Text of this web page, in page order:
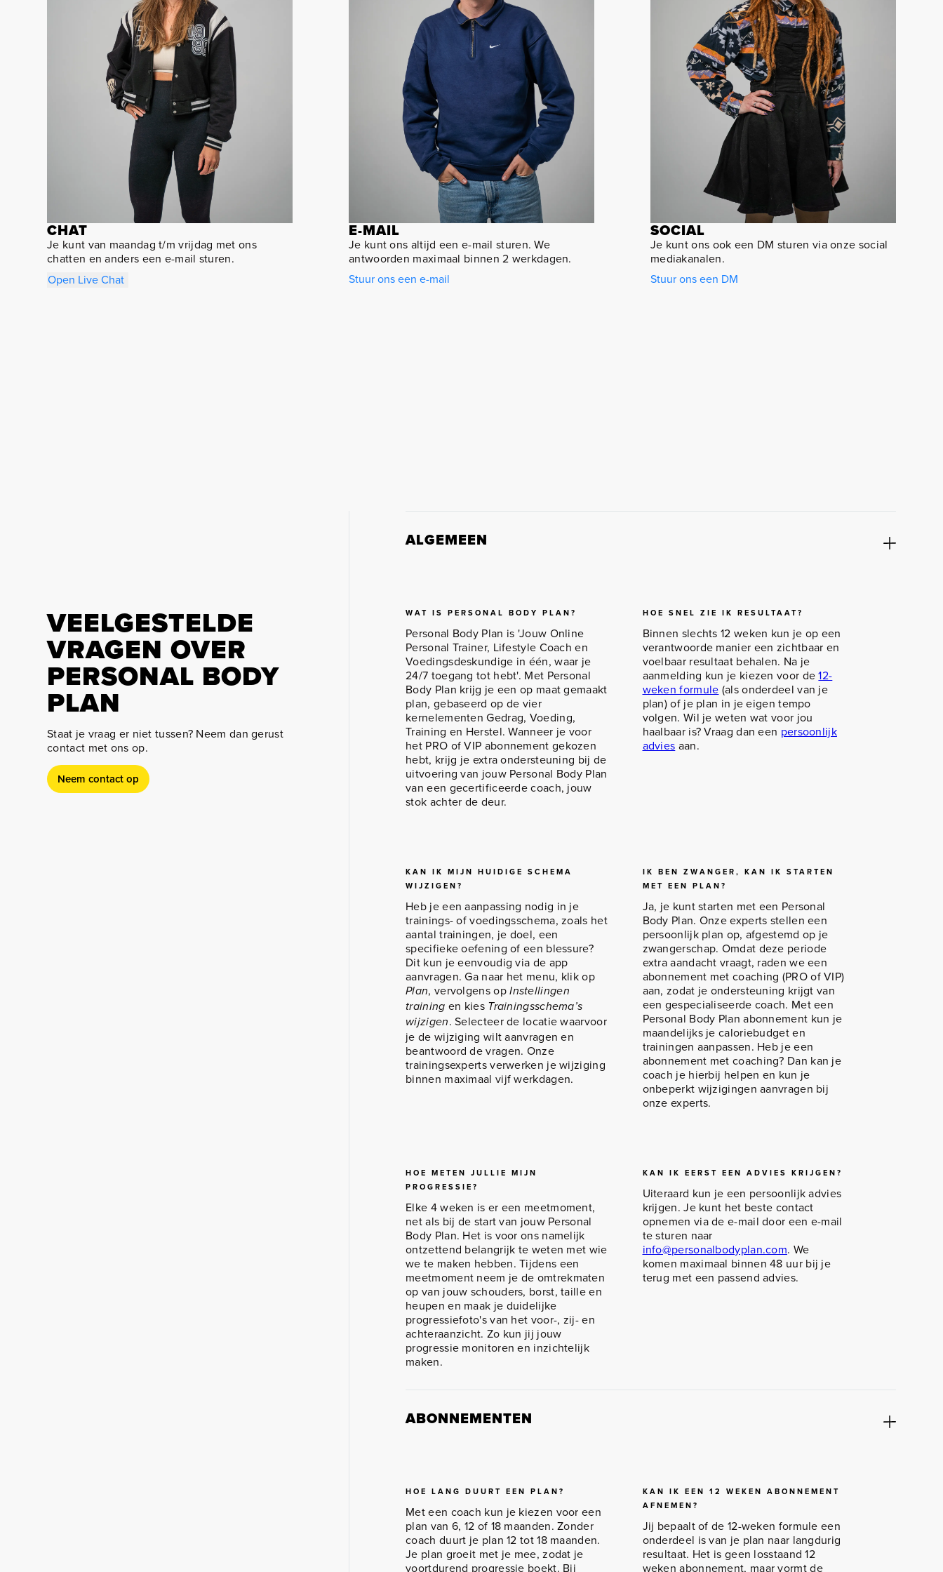
CHAT
Je kunt van maandag t/m vrijdag met ons
chatten en anders een e-mail sturen.
Open Live Chat
E-MAIL
Je kunt ons altijd een e-mail sturen. We
antwoorden maximaal binnen 2 werkdagen.
Stuur ons een e-mail
SOCIAL
Je kunt ons ook een DM sturen via onze social
mediakanalen.
Stuur ons een DM
VEELGESTELDE
VRAGEN OVER
PERSONAL BODY
PLAN
Staat je vraag er niet tussen? Neem dan gerust
contact met ons op.
Neem contact op
ALGEMEEN
WAT IS PERSONAL BODY PLAN?
Personal Body Plan is 'Jouw Online
Personal Trainer, Lifestyle Coach en
Voedingsdeskundige in één, waar je
24/7 toegang tot hebt'. Met Personal
Body Plan krijg je een op maat gemaakt
plan, gebaseerd op de vier
kernelementen Gedrag, Voeding,
Training en Herstel. Wanneer je voor
het PRO of VIP abonnement gekozen
hebt, krijg je extra ondersteuning bij de
uitvoering van jouw Personal Body Plan
van een gecertificeerde coach, jouw
stok achter de deur.
HOE SNEL ZIE IK RESULTAAT?
Binnen slechts 12 weken kun je op een
verantwoorde manier een zichtbaar en
voelbaar resultaat behalen. Na je
aanmelding kun je kiezen voor de12-
weken formule (als onderdeel van je
plan) of je plan in je eigen tempo
volgen. Wil je weten wat voor jou
haalbaar is? Vraag dan een persoonlijk
advies aan.
KAN IK MIJN HUIDIGE SCHEMA
WIJZIGEN?
Heb je een aanpassing nodig in je
trainings- of voedingsschema, zoals het
aantal trainingen, je doel, een
specifieke oefening of een blessure?
Dit kun je eenvoudig via de app
aanvragen. Ga naar het menu, klik op
Plan, vervolgens opInstellingen
training en kies Trainingsschema’s
wijzigen. Selecteer de locatie waarvoor
je de wijziging wilt aanvragen en
beantwoord de vragen. Onze
trainingsexperts verwerken je wijziging
binnen maximaal vijf werkdagen.
IK BEN ZWANGER, KAN IK STARTEN
MET EEN PLAN?
Ja, je kunt starten met een Personal
Body Plan. Onze experts stellen een
persoonlijk plan op, afgestemd op je
zwangerschap. Omdat deze periode
extra aandacht vraagt, raden we een
abonnement met coaching (PRO of VIP)
aan, zodat je ondersteuning krijgt van
een gespecialiseerde coach. Met een
Personal Body Plan abonnement kun je
maandelijks je caloriebudget en
trainingen aanpassen. Heb je een
abonnement met coaching? Dan kan je
coach je hierbij helpen en kun je
onbeperkt wijzigingen aanvragen bij
onze experts.
HOE METEN JULLIE MIJN
PROGRESSIE?
Elke 4 weken is er een meetmoment,
net als bij de start van jouw Personal
Body Plan. Het is voor ons namelijk
ontzettend belangrijk te weten met wie
we te maken hebben. Tijdens een
meetmoment neem je de omtrekmaten
op van jouw schouders, borst, taille en
heupen en maak je duidelijke
progressiefoto's van het voor-, zij- en
achteraanzicht. Zo kun jij jouw
progressie monitoren en inzichtelijk
maken.
KAN IK EERST EEN ADVIES KRIJGEN?
Uiteraard kun je een persoonlijk advies
krijgen. Je kunt het beste contact
opnemen via de e-mail door een e-mail
te sturen naar
info@personalbodyplan.com. We
komen maximaal binnen 48 uur bij je
terug met een passend advies.
ABONNEMENTEN
HOE LANG DUURT EEN PLAN?
Met een coach kun je kiezen voor een
plan van 6, 12 of 18 maanden. Zonder
coach duurt je plan 12 tot 18 maanden.
Je plan groeit met je mee, zodat je
voortdurend progressie boekt. Bij
KAN IK EEN 12 WEKEN ABONNEMENT
AFNEMEN?
Jij bepaalt of de 12-weken formule een
onderdeel is van je plan naar langdurig
resultaat. Het is geen losstaand 12
weken abonnement, maar vormt de